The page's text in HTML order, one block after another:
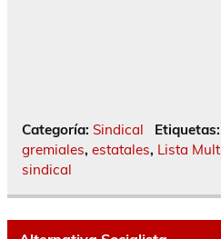
Categoría: Sindical Etiquetas:
gremiales, estatales, Lista
sindical